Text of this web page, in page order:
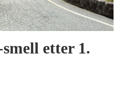
etter 1.